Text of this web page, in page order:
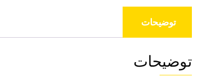
توضیحات
توضیحات